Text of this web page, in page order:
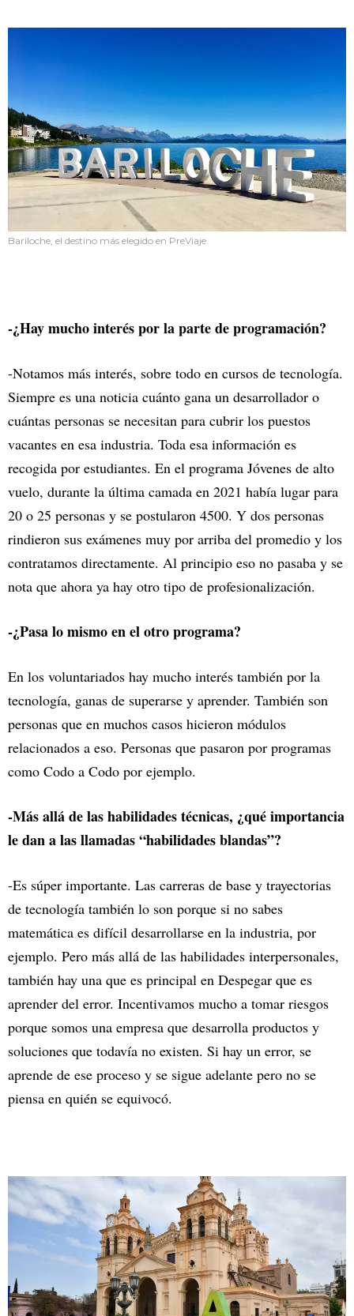
Bariloche, el destino más elegido en PreViaje.
-¿Hay mucho interés por la parte de programación?
-Notamos más interés, sobre todo en cursos de tecnología.
Siempre es una noticia cuánto gana un desarrollador o
cuántas personas se necesitan para cubrir los puestos
vacantes en esa industria. Toda esa información es
recogida por estudiantes. En el programa Jóvenes de alto
vuelo, durante la última camada en 2021 había lugar para
20 o 25 personas y se postularon 4500. Y dos personas
rindieron sus exámenes muy por arriba del promedio y los
contratamos directamente. Al principio eso no pasaba y se
nota que ahora ya hay otro tipo de profesionalización.
-¿Pasa lo mismo en el otro programa?
En los voluntariados hay mucho interés también por la
tecnología, ganas de superarse y aprender. También son
personas que en muchos casos hicieron módulos
relacionados a eso. Personas que pasaron por programas
como Codo a Codo por ejemplo.
-Más allá de las habilidades técnicas, ¿qué importancia
le dan a las llamadas “habilidades blandas”?
-Es súper importante. Las carreras de base y trayectorias
de tecnología también lo son porque si no sabes
matemática es difícil desarrollarse en la industria, por
ejemplo. Pero más allá de las habilidades interpersonales,
también hay una que es principal en Despegar que es
aprender del error. Incentivamos mucho a tomar riesgos
porque somos una empresa que desarrolla productos y
soluciones que todavía no existen. Si hay un error, se
aprende de ese proceso y se sigue adelante pero no se
piensa en quién se equivocó.